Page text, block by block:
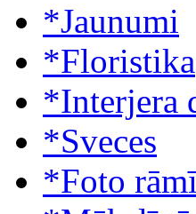
*Jaunumi
*Floristika
*Interjera
*Sveces
*Foto